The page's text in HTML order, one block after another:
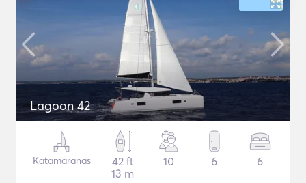
Lagoon 42
Katamaranas
42 ft
13 m
10 6 6